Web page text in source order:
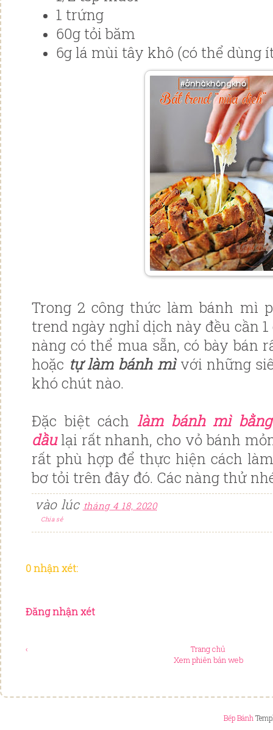
1 trứng
60g tỏi băm
6g lá mùi tây khô (có thể dùng
Trong 2 công thức làm bánh mì
trend ngày nghỉ dịch này đều cần
nàng có thể mua sẵn, có bày bán
hoặc tự làm bánh mìvới những
khó chút nào.
Đặc biệt cách làm bánh mì
dầu lại rất nhanh, cho vỏ bánh
rất phù hợp để thực hiện cách
bơ tỏi trên đây đó. Các nàng thử
vào lúc tháng 4 18, 2020
Chia sẻ
0 nhận xét:
Đăng nhận xét
‹
Trang chủ
Xem phiên bản web
Bếp Bánh